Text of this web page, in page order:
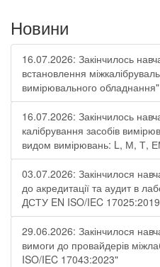
Новини
16.07.2026: Закінчилось
встановлення
вимірювального обладнання"
16.07.2026: Закінчилось
калібрування засобів
видом вимірювань: L, М, Т,
03.07.2026: Закінчилося
до акредитації та аудит в
ДСТУ EN ISO/IEC
29.06.2026: Закінчилося
вимоги до провайдерів
ISO/IEC 17043:2023"